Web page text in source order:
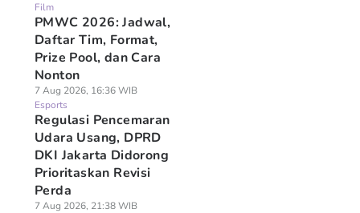
Film
PMWC 2026: Jadwal,
Daftar Tim, Format,
Prize Pool, dan Cara
Nonton
7 Aug 2026, 16:36 WIB
Esports
Regulasi Pencemaran
Udara Usang, DPRD
DKI Jakarta Didorong
Prioritaskan Revisi
Perda
7 Aug 2026, 21:38 WIB